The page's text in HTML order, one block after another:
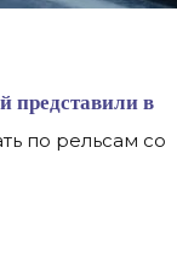
представили в
по рельсам со